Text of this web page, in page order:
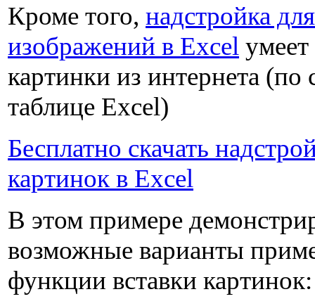
Кроме того, надстройка
изображений в Excel умеет
картинки из интернета (по
таблице Excel)
Бесплатно скачать
картинок в Excel
В этом примере
возможные варианты
функции вставки картинок: